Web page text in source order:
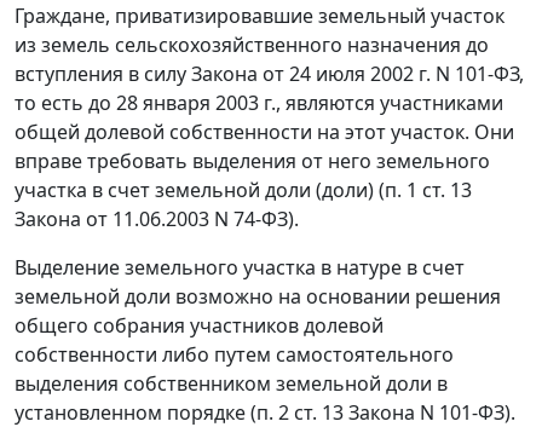
Граждане, приватизировавшие земельный участок
из земель сельскохозяйственного назначения до
вступления в силу Закона от 24 июля 2002 г. N 101-ФЗ,
то есть до 28 января 2003 г., являются участниками
общей долевой собственности на этот участок. Они
вправе требовать выделения от него земельного
участка в счет земельной доли (доли) (п. 1 ст. 13
Закона от 11.06.2003 N 74-ФЗ).
Выделение земельного участка в натуре в счет
земельной доли возможно на основании решения
общего собрания участников долевой
собственности либо путем самостоятельного
выделения собственником земельной доли в
установленном порядке (п. 2 ст. 13 Закона N 101-ФЗ).